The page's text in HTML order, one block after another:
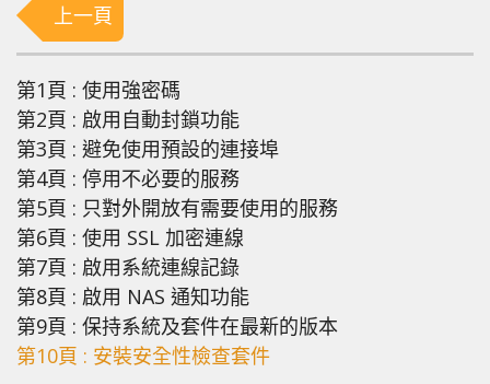
上一頁
第1頁 : 使用強密碼
第2頁 : 啟用自動封鎖功能
第3頁 : 避免使用預設的連接埠
第4頁 : 停用不必要的服務
第5頁 : 只對外開放有需要使用的服務
第6頁 : 使用 SSL 加密連線
第7頁 : 啟用系統連線記錄
第8頁 : 啟用 NAS 通知功能
第9頁 : 保持系統及套件在最新的版本
第10頁 : 安裝安全性檢查套件